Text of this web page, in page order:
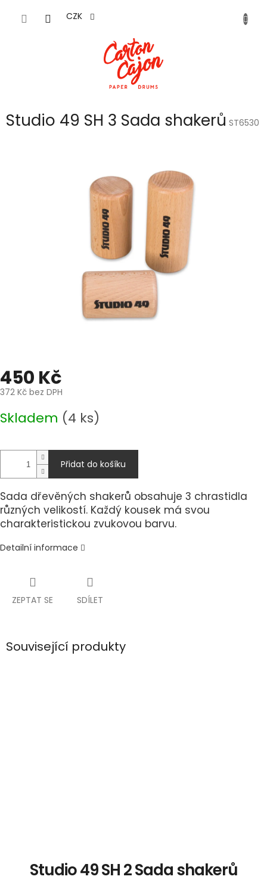
CZK
Studio 49 SH 3 Sada shakerů ST6530
450 Kč
372 Kč bez DPH
cena:
Skladem (4 ks)
Přidat do košíku
Sada dřevěných shakerů obsahuje 3 chrastidla
různých velikostí. Každý kousek má svou
charakteristickou zvukovou barvu.
Detailní informace
ZEPTAT SE SDÍLET
Související produkty
Studio 49 SH 2 Sada shakerů